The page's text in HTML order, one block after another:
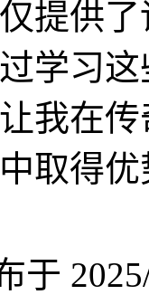
提供
学习
我在
取得
于